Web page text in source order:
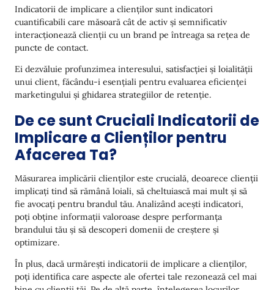
Rata de Implicare
Rata de Conversie
Timpul petrecut pe site sau aplicație
Rata de Click (CTR)
Rata de Respingeri
Implicare pe rețelele sociale (Aprecieri,
Distribuiri, Comentarii)
Rata de Advocatie a Clienților
Impulsionează Metricile de Implicare a Clienților cu
Yespo
Gânduri Finale
Indicatorii de implicare a clienților sunt indicatori
cuantificabili care măsoară cât de activ și semnificativ
interacționează clienții cu un brand pe întreaga sa rețea de
puncte de contact.
Ei dezvăluie profunzimea interesului, satisfacției și loialității
unui client, făcându-i esențiali pentru evaluarea eficienței
marketingului și ghidarea strategiilor de retenție.
De ce sunt Cruciali Indicatorii de
Implicare a Clienților pentru
Afacerea Ta?
Măsurarea implicării clienților este crucială, deoarece clienții
implicați tind să rămână loiali, să cheltuiască mai mult și să
fie avocați pentru brandul tău. Analizând acești indicatori,
poți obține informații valoroase despre performanța
brandului tău și să descoperi domenii de creștere și
optimizare.
În plus, dacă urmărești indicatorii de implicare a clienților,
poți identifica care aspecte ale ofertei tale rezonează cel mai